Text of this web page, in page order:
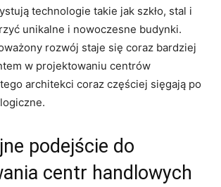
technologie takie jak szkło, stal i
unikalne i nowoczesne budynki.
rozwój staje się coraz bardziej
w​ projektowaniu centrów
architekci coraz częściej sięgają po
podejście do
centr handlowych